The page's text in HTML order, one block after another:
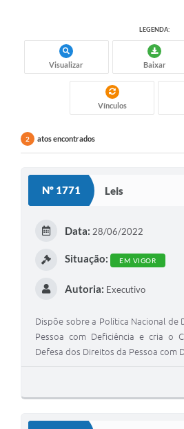
LEGENDA:
Visualizar Baixar
Vínculos
2 atos encontrados
Nº 1771 Leis
Data: 28/06/2022
Situação: EM VIGOR
Autoria: Executivo
Dispõe sobre a Política Nacional de
Pessoa com Deficiência e cria o
Defesa dos Direitos da Pessoa com